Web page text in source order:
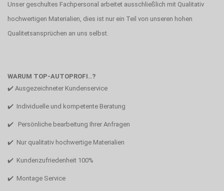
Unser geschultes Fachpersonal arbeitet ausschließlich mit Qualitativ
hochwertigen Materialien, dies ist nur ein Teil von unseren hohen
Qualitetsansprüchen an uns selbst.
WARUM TOP-AUTOPROFI..?
✔️ Ausgezeichneter Kundenservice
✔️ Individuelle und kompetente Beratung
✔️ Persönliche bearbeitung Ihrer Anfragen
✔️ Nur qualitativ hochwertige Materialien
✔️ Kundenzufriedenheit 100%
✔️ Montage Service